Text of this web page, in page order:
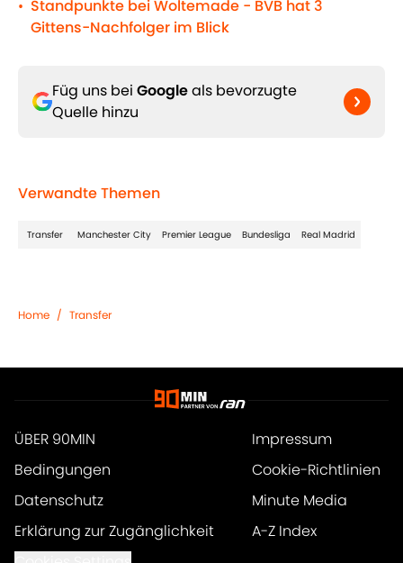
• Standpunkte bei Woltemade - BVB hat 3
Gittens-Nachfolger im Blick
Füg uns bei Googleals bevorzugte
Quelle hinzu
Verwandte Themen
Transfer Manchester City Premier League Bundesliga Real Madrid
Home / Transfer
ÜBER 90MIN
Impressum
Bedingungen
Cookie-Richtlinien
Datenschutz
Minute Media
Erklärung zur Zugänglichkeit
A-Z Index